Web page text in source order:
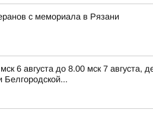
с мемориала в Рязани
6 августа до 8.00 мск 7
Белгородской...